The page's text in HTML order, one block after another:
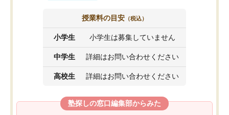
授業料の目安 （税込）
小学生 小学生は募集していません
中学生 詳細はお問い合わせください
高校生 詳細はお問い合わせください
塾探しの窓口編集部からみた